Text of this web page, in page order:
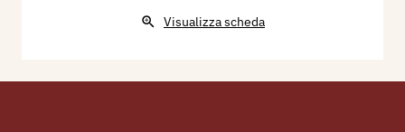
Visualizza scheda